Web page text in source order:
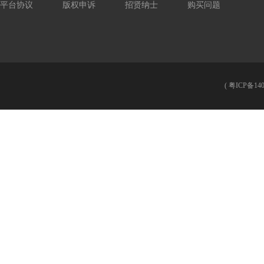
平台协议 版权申诉 招贤纳士 购买问题
( 粤ICP备